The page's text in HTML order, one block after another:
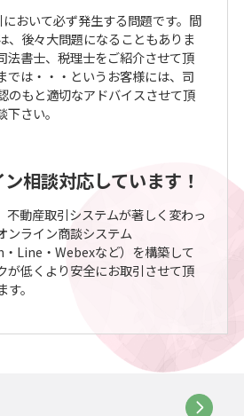
おいて必ず発生する問題です。間
、後々大問題になることもありま
法書士、税理士をご紹介させて頂
では・・・というお客様には、司
のもと適切なアドバイスさせて頂
さい。
相談対応しています！
不動産取引システムが著しく変わっ
ンライン商談システム
・Line・Webexなど）を構築して
が低くより安全にお取引させて頂
。